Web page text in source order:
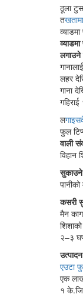
ठूला
त
लगाउने
लहर
गाना
ल
फुल
वाली
विहान
सुकाउने
कसरी
मैन
२–३
एउटा
एक
१